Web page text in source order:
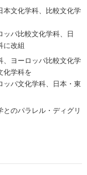
本文化学科、比較文化学
ッパ比較文化学科、日
に改組
、ヨーロッパ比較文化学
化学科を
ッパ文化学科、日本・東
とのパラレル・ディグリ